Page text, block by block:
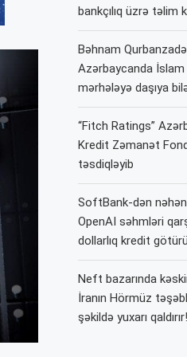
bankçılıq üzrə təlim
Bəhnam
Azərbaycanda
mərhələyə daşıya
“Fitch Ratings”
Kredit Zəmanət
təsdiqləyib
SoftBank-dən
OpenAI səhmləri
dollarlıq kredit
Neft bazarında
İranın Hörmüz
şəkildə yuxarı qaldırır!